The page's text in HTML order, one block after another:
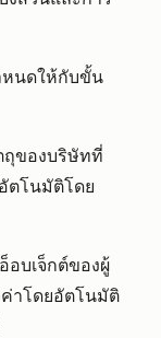
นดให้กับขั้น
ถุของบริษัทที่
ตโนมัติโดย
อบเจ็กต์ของผู้
าโดยอัตโนมัติ